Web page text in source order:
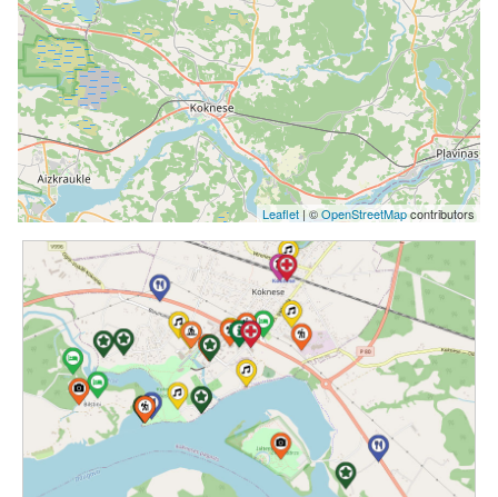
Leaflet | ©OpenStreetMapcontributors